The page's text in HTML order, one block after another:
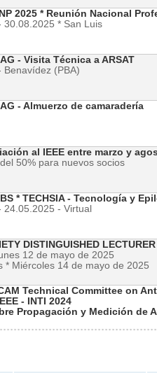
2025 * Reunión Nacional
30.08.2025 * San Luis
- Visita Técnica a ARSAT
Benavídez (PBA)
- Almuerzo de camaradería
al IEEE entre marzo y
50% para nuevos socios
* TECHSIA - Tecnología y
24.05.2025 - Virtual
DISTINGUISHED
12 de mayo de 2025
* Miércoles 14 de mayo de 2025
Technical Committee on
- INTI 2024
Propagación y Medición de